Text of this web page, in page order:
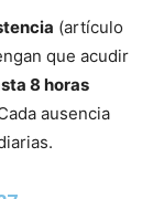
(artículo
que acudir
8 horas
ausencia